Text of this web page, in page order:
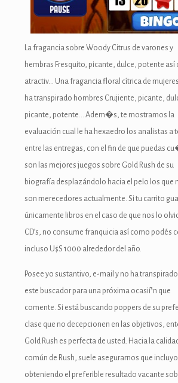
La fragancia sobre Woody Citrus de varones y
hembras Fresquito, picante, dulce, potente así­
atractiv… Una fragancia floral cítrica de
ha transpirado hombres Crujiente, picante,
picante, potente… Adem�s, te mostramos la
evaluación cual le ha hexaedro los analistas a
entre las entregas, con el fin de que puedas
son las mejores juegos sobre Gold Rush de su
biografía desplazándolo hacia el pelo los
son merecedores actualmente. Si tu carrito
únicamente libros en el caso de que nos lo
CD’s, no consume franquicia así­ como podés
incluso U$S 1000 alrededor del año.
Posee yo sustantivo, e-mail y no ha
este buscador para una próxima ocasií³n que
comente. Si está buscando poppers de su
clase que no decepcionen en las objetivos,
Gold Rush es perfecta de usted. Hacia la
común de Rush, suele asegurarnos que incluyo
obteniendo el preferible resultado vacante